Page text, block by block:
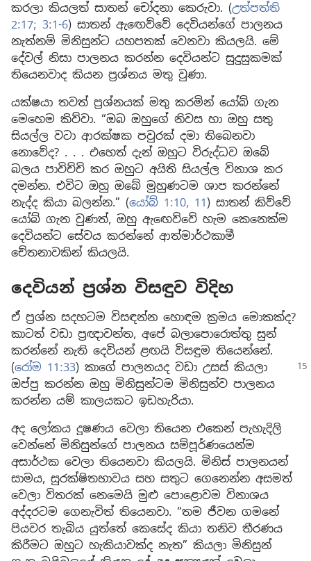
කරලා කියලත් සාතන් චෝදනා කෙරුවා. (උත්පත්ති
2:17; 3:1-6) සාතන් ඇඟෙව්වේ දෙවියන්ගේ පාලනය
නැත්නම් මිනිසුන්ට යහපතක් වෙනවා කියලයි. මේ
දේවල් නිසා පාලනය කරන්න දෙවියන්ට සුදුසුකමක්
තියෙනවාද කියන ප්‍රශ්නය මතු වුණා.
යක්ෂයා තවත් ප්‍රශ්නයක් මතු කරමින් යෝබ් ගැන
මෙහෙම කිව්වා. “ඔබ ඔහුගේ නිවස හා ඔහු සතු
සියල්ල වටා ආරක්ෂක පවුරක් දමා තිබෙනවා
නොවේද? . . . එහෙත් දැන් ඔහුට විරුද්ධව ඔබේ
බලය පාවිච්චි කර ඔහුට අයිති සියල්ල විනාශ කර
දමන්න. එවිට ඔහු ඔබේ මුහුණටම ශාප කරන්නේ
නැද්ද කියා බලන්න.” (යෝබ් 1:10, 11) සාතන් කිව්වේ
යෝබ් ගැන වුණත්, ඔහු ඇඟෙව්වේ හැම කෙනෙක්ම
දෙවියන්ට සේවය කරන්නේ ආත්මාර්ථකාමී
චේතනාවකින් කියලයි.
දෙවියන් ප්‍රශ්න විසඳුව විදිහ
ඒ ප්‍රශ්න සදහටම විසඳන්න හොඳම ක්‍රමය මොකක්ද?
කාටත් වඩා ප්‍රඥාවන්ත, අපේ බලාපොරොත්තු සුන්
කරන්නේ නැති දෙවියන් ළඟයි විසඳුම තියෙන්නේ.
(රෝම 11:33) කාගේ පාලනයද වඩා උසස් කියලා
ඔප්පු කරන්න ඔහු මිනිසුන්ටම මිනිසුන්ව පාලනය
කරන්න යම් කාලයකට ඉඩහැරියා.
අද ලෝකය දූෂණය වෙලා තියෙන එකෙන් පැහැදිලි
වෙන්නේ මිනිසුන්ගේ පාලනය සම්පූර්ණයෙන්ම
අසාර්ථක වෙලා තියෙනවා කියලයි. මිනිස් පාලනයන්
සාමය, සුරක්ෂිතභාවය සහ සතුට ගෙනෙන්න අසමත්
වෙලා විතරක් නෙමෙයි මුළු පොළොවම විනාශය
අද්දරටම ගෙනැවිත් තියෙනවා. “තම ජීවන ගමනේ
පියවර තැබිය යුත්තේ කෙසේද කියා තනිව තීරණය
කිරීමට ඔහුට හැකියාවක්ද නැත” කියලා මිනිසුන්